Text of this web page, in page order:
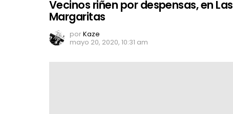
Vecinos riñen por despensas, en Las
Margaritas
porKaze
mayo 20, 2020, 10:31 am